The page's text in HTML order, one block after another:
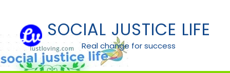
content
SOCIAL JUSTICE LIFE
Real change for success